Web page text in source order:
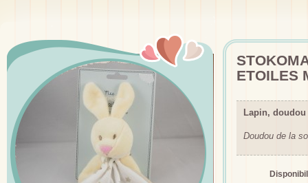
ETOILES
Lapin, doudou
Doudou de la